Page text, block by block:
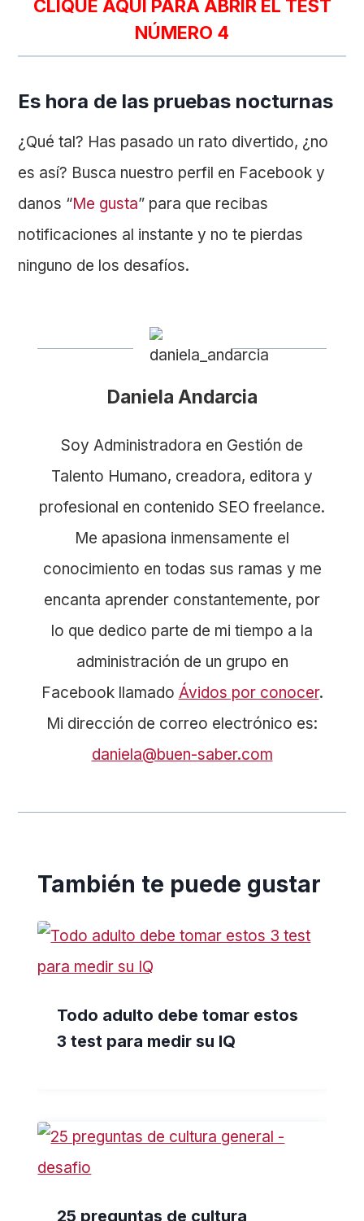
CLIQUE AQUÍ PARA ABRIR EL TEST
NÚMERO 4
Es hora de las pruebas nocturnas
¿Qué tal? Has pasado un rato divertido, ¿no
es así? Busca nuestro perfil en Facebook y
danos “Me gusta” para que recibas
notificaciones al instante y no te pierdas
ninguno de los desafíos.
Daniela Andarcia
Soy Administradora en Gestión de
Talento Humano, creadora, editora y
profesional en contenido SEO freelance.
Me apasiona inmensamente el
conocimiento en todas sus ramas y me
encanta aprender constantemente, por
lo que dedico parte de mi tiempo a la
administración de un grupo en
Facebook llamado Ávidos por conocer.
Mi dirección de correo electrónico es:
daniela@buen-saber.com
También te puede gustar
Todo adulto debe tomar estos
3 test para medir su IQ
25 preguntas de cultura